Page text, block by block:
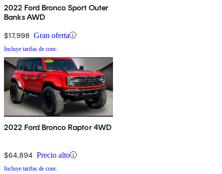
2022 Ford Bronco Sport Outer
Banks AWD
$17,998 Gran oferta
Incluye tarifas de conc.
2022 Ford Bronco Raptor 4WD
$64,894 Precio alto
Incluye tarifas de conc.